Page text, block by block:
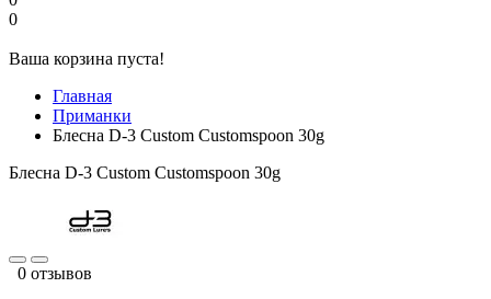
0
Ваша корзина пуста!
Главная
Приманки
Блесна D-3 Custom Customspoon 30g
Блесна D-3 Custom Customspoon 30g
0 отзывов